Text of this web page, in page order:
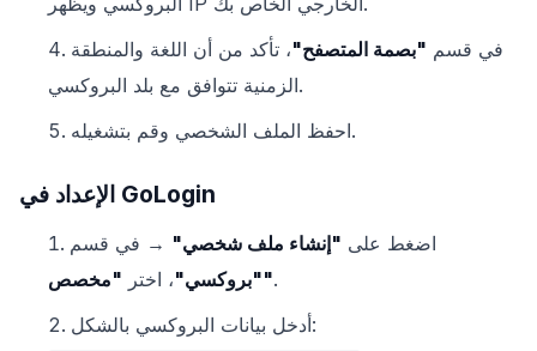
في قسم "بصمة المتصفح"، تأكد من أن اللغة والمنطقة
الزمنية تتوافق مع بلد البروكسي.
احفظ الملف الشخصي وقم بتشغيله.
الإعداد في GoLogin
اضغط على "إنشاء ملف شخصي" → في قسم
"بروكسي"، اختر "مخصص".
أدخل بيانات البروكسي بالشكل: